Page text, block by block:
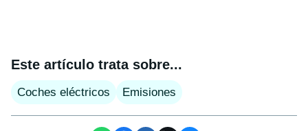
Este artículo trata sobre...
Coches eléctricos Emisiones